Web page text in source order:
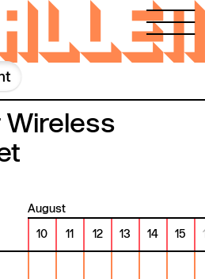
Wireless
August
10 11 12 13 14 15